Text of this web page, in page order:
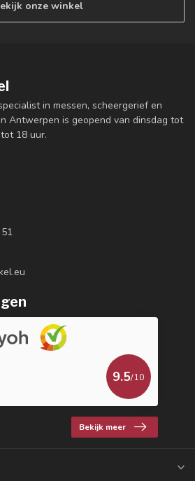
onze winkel
in messen, scheergerief en
Antwerpen is geopend van dinsdag tot
18 uur.
9.5/10
Bekijk meer